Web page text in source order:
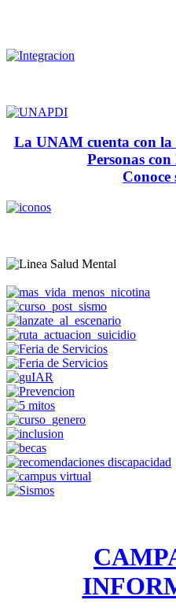
La UNAM cuenta con
Personas
Conoce